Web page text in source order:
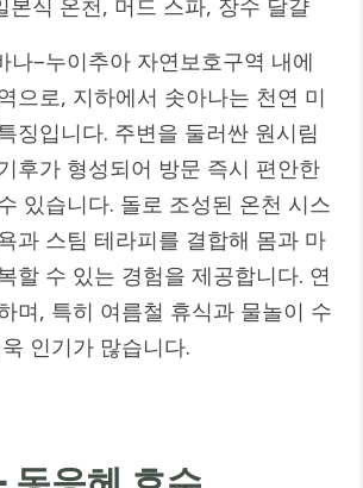
나–누이추아 자연보호구역 내에
으로, 지하에서 솟아나는 천연 미
징입니다. 주변을 둘러싼 원시림
후가 형성되어 방문 즉시 편안한
있습니다. 돌로 조성된 온천 시스
과 스팀 테라피를 결합해 몸과 마
할 수 있는 경험을 제공합니다. 연
며, 특히 여름철 휴식과 물놀이 수
인기가 많습니다.